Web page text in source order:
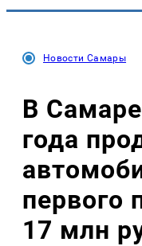
Новости Самары
В
года
первого
17 млн